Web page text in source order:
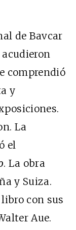
de Bavcar
acudieron
comprendió
y
La
el
. La obra
y Suiza.
con sus
Aue.